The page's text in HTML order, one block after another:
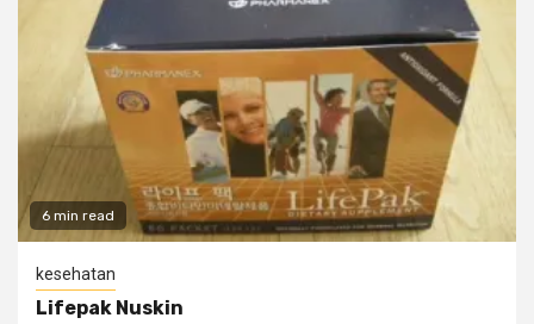
6 min read
kesehatan
Lifepak Nuskin